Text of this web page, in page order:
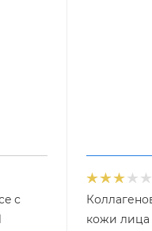
с
кожи лица